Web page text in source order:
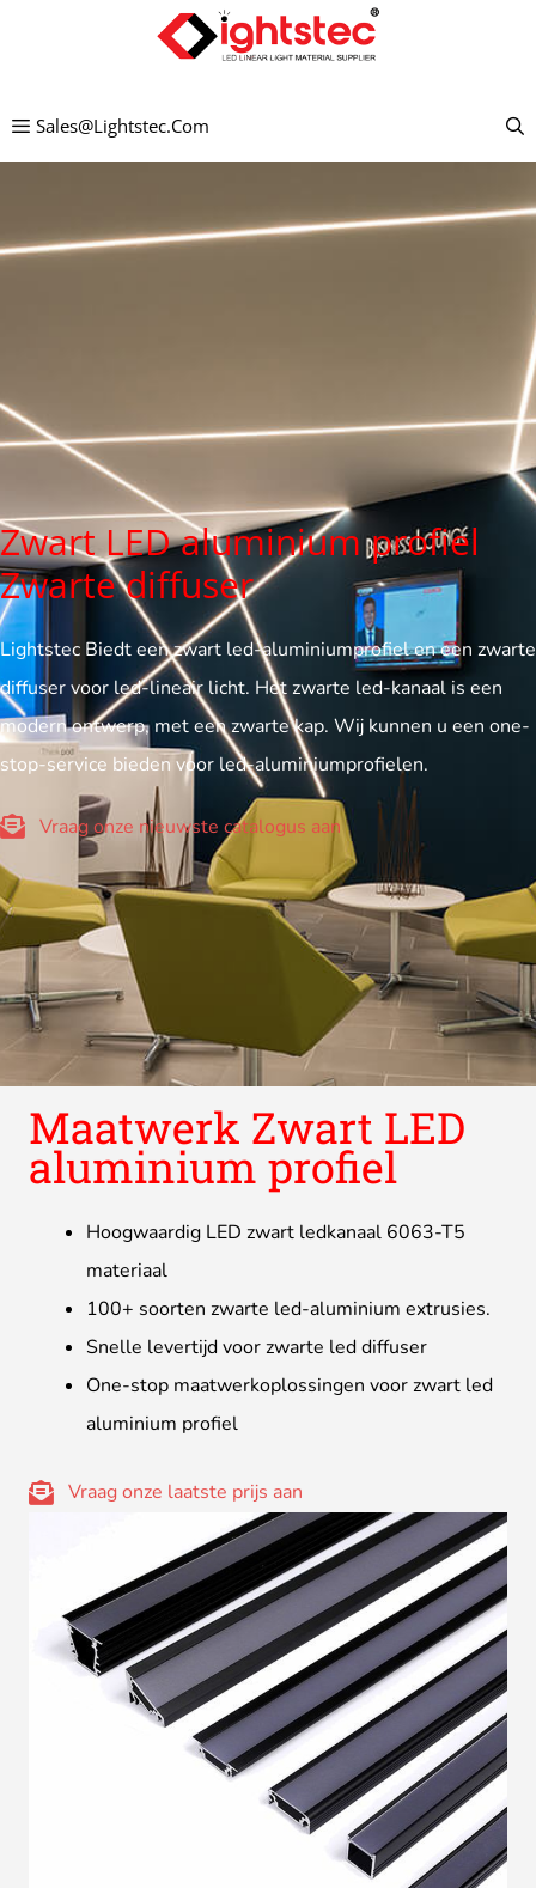
inhoudSales@lightstec.com
Zwart LED aluminium profiel
Zwarte diffuser
Lightstec Biedt een zwart led-aluminiumprofiel en een zwarte
diffuser voor led-lineair licht. Het zwarte led-kanaal is een
modern ontwerp, met een zwarte kap. Wij kunnen u een one-
stop-service bieden voor led-aluminiumprofielen.
Vraag onze nieuwste catalogus aan
Maatwerk Zwart LED
aluminium profiel
Hoogwaardig LED zwart ledkanaal 6063-T5
materiaal
100+ soorten zwarte led-aluminium extrusies.
Snelle levertijd voor zwarte led diffuser
One-stop maatwerkoplossingen voor zwart led
aluminium profiel
Vraag onze laatste prijs aan